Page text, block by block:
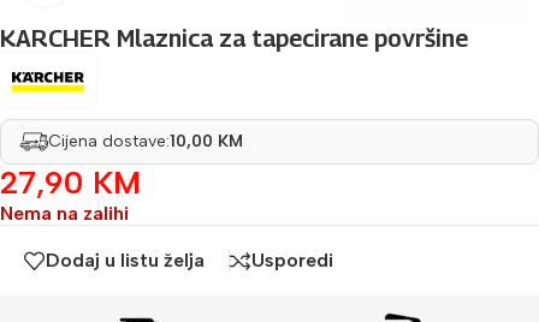
KARCHER Mlaznica za tapecirane površine
Cijena dostave:10,00 KM
27,90 KM
Nema na zalihi
Dodaj u listu želja Usporedi